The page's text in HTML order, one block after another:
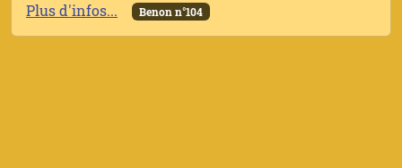
Plus d'infos...
Benon n°104